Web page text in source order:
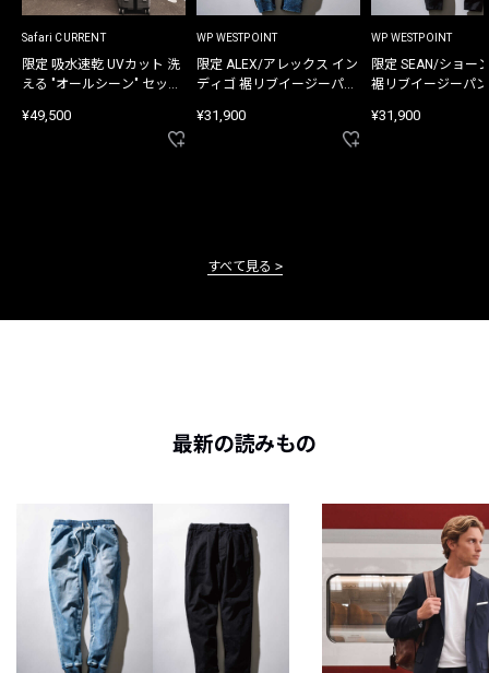
Safari CURRENT
限定 吸水速乾 UVカット 洗
える "オールシーン" セット
¥49,500
WP WESTPOINT
限定 ALEX/アレックス イン
ディゴ 裾リブイージーパン
¥31,900
WP WESTPOINT
限定 SEAN/ショー
裾リブイージーパ
¥31,900
すべて見る
最新の読みもの